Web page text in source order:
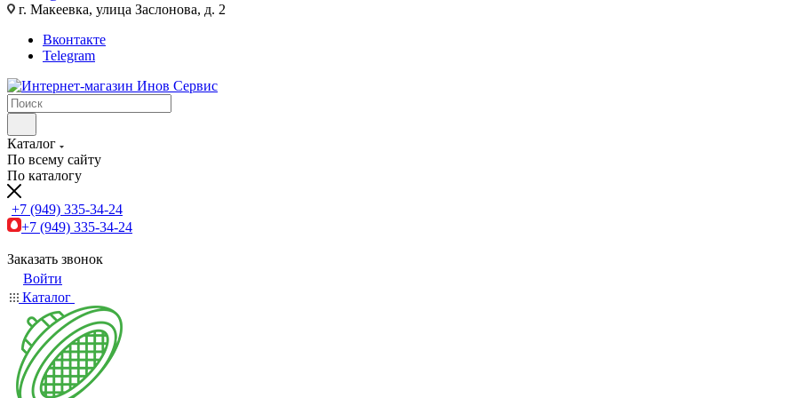
г. Макеевка, улица Заслонова, д. 2
Вконтакте
Telegram
Каталог
По всему сайту
По каталогу
+7 (949) 335-34-24
+7 (949) 335-34-24
Заказать звонок
Войти
Каталог